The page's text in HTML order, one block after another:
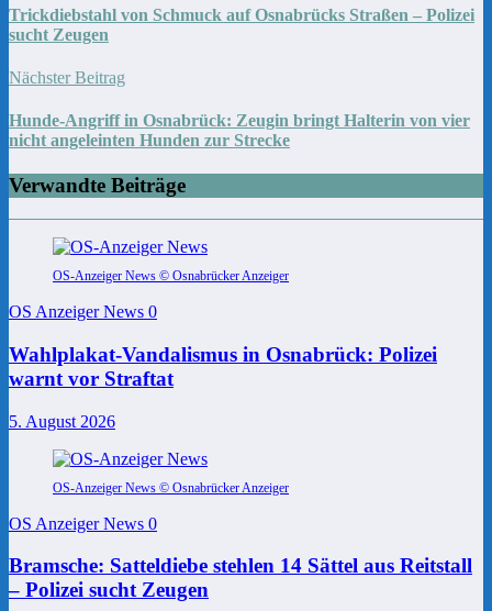
Trickdiebstahl von Schmuck auf Osnabrücks Straßen – Polizei
sucht Zeugen
Nächster Beitrag
Hunde-Angriff in Osnabrück: Zeugin bringt Halterin von vier
nicht angeleinten Hunden zur Strecke
Verwandte Beiträge
OS-Anzeiger News © Osnabrücker Anzeiger
OS Anzeiger News 0
Wahlplakat-Vandalismus in Osnabrück: Polizei
warnt vor Straftat
5. August 2026
OS-Anzeiger News © Osnabrücker Anzeiger
OS Anzeiger News 0
Bramsche: Satteldiebe stehlen 14 Sättel aus Reitstall
– Polizei sucht Zeugen